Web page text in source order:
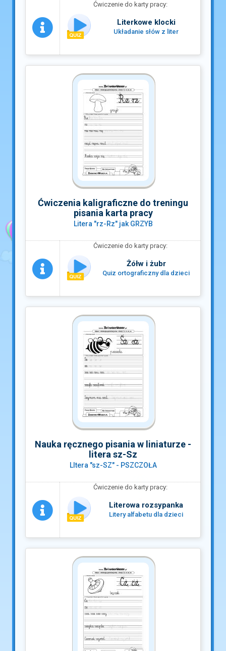
Ćwiczenie do karty pracy:
Literkowe klocki
Układanie słów z liter
Ćwiczenia kaligraficzne do treningu
pisania karta pracy
Litera "rz-Rz" jak GRZYB
Ćwiczenie do karty pracy:
Żółw i żubr
Quiz ortograficzny dla dzieci
Nauka ręcznego pisania w liniaturze -
litera sz-Sz
LItera "sz-SZ" - PSZCZOŁA
Ćwiczenie do karty pracy:
Literowa rozsypanka
Litery alfabetu dla dzieci